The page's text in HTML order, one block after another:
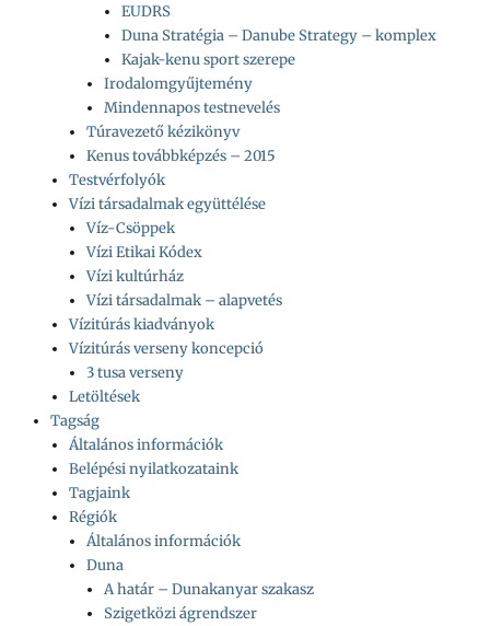
EUDRS
Duna Stratégia – Danube Strategy – komplex
Kajak-kenu sport szerepe
Irodalomgyűjtemény
Mindennapos testnevelés
Túravezető kézikönyv
Kenus továbbképzés – 2015
Testvérfolyók
Vízi társadalmak együttélése
Víz-Csöppek
Vízi Etikai Kódex
Vízi kultúrház
Vízi társadalmak – alapvetés
Vízitúrás kiadványok
Vízitúrás verseny koncepció
3 tusa verseny
Letöltések
Tagság
Általános információk
Belépési nyilatkozataink
Tagjaink
Régiók
Általános információk
Duna
A határ – Dunakanyar szakasz
Szigetközi ágrendszer